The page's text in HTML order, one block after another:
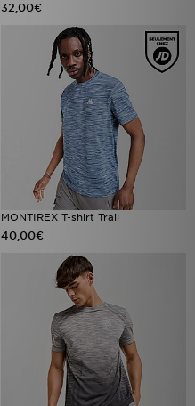
32,00€
MONTIREX T-shirt Trail
40,00€